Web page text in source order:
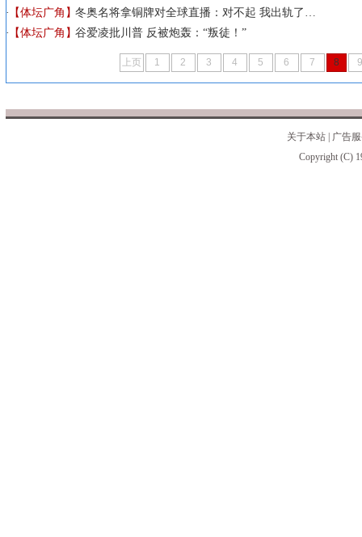
【体坛广角】冬奥名将拿铜牌对全球直播：对不起 我出轨了…
【体坛广角】谷爱凌批川普 反被炮轰：“叛徒！”
上页 1 2 3 4 5 6 7 8 9
关于本站
广告
Copyright (C)